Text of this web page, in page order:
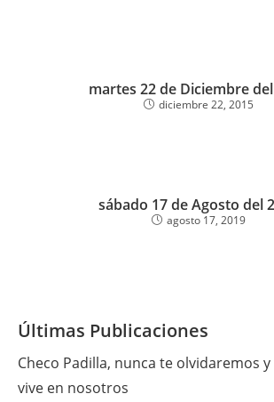
martes 22 de Diciembre
diciembre 22, 2015
sábado 17 de Agosto del
agosto 17, 2019
Últimas Publicaciones
Checo Padilla, nunca te olvidaremos
vive en nosotros